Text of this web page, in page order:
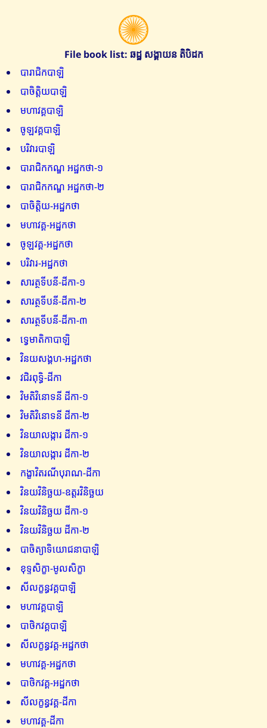
File book list: ឆដ្ឋ សង្គាយន តិបិដក
បារាជិកបាឡិ
បាចិត្តិយបាឡិ
មហាវគ្គបាឡិ
ចូឡវគ្គបាឡិ
បរិវារបាឡិ
បារាជិកកណ្ឌ អដ្ឋកថា-១
បារាជិកកណ្ឌ អដ្ឋកថា-២
បាចិត្តិយ-អដ្ឋកថា
មហាវគ្គ-អដ្ឋកថា
ចូឡវគ្គ-អដ្ឋកថា
បរិវារ-អដ្ឋកថា
សារត្ថទីបនី-ដីកា-១
សារត្ថទីបនី-ដីកា-២
សារត្ថទីបនី-ដីកា-៣
ទ្វេមាតិកាបាឡិ
វិនយសង្គហ-អដ្ឋកថា
វជិរពុទ្ធិ-ដីកា
វិមតិវិនោទនី ដីកា-១
វិមតិវិនោទនី ដីកា-២
វិនយាលង្ការ ដីកា-១
វិនយាលង្ការ ដីកា-២
កង្ខាវិតរណីបុរាណ-ដីកា
វិនយវិនិច្ឆយ-ឧត្តរវិនិច្ឆយ
វិនយវិនិច្ឆយ ដីកា-១
វិនយវិនិច្ឆយ ដីកា-២
បាចិត្យាទិយោជនាបាឡិ
ខុទ្ទសិក្ខា-មូលសិក្ខា
សីលក្ខន្ធវគ្គបាឡិ
មហាវគ្គបាឡិ
បាថិកវគ្គបាឡិ
សីលក្ខន្ធវគ្គ-អដ្ឋកថា
មហាវគ្គ-អដ្ឋកថា
បាថិកវគ្គ-អដ្ឋកថា
សីលក្ខន្ធវគ្គ-ដីកា
មហាវគ្គ-ដីកា